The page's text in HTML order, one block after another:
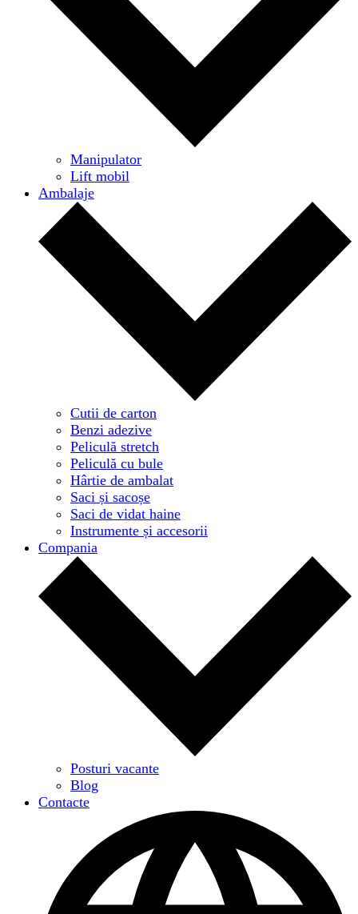
Manipulator
Lift mobil
Ambalaje
Cutii de carton
Benzi adezive
Peliculă stretch
Peliculă cu bule
Hârtie de ambalat
Saci și sacoșe
Saci de vidat haine
Instrumente și accesorii
Compania
Posturi vacante
Blog
Contacte